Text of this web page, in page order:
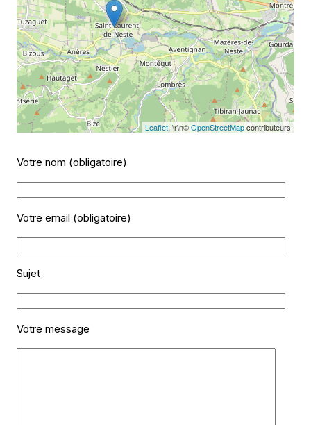
Leaflet, \r\n©OpenStreetMapcontributeurs
Votre nom (obligatoire)
Votre email (obligatoire)
Sujet
Votre message